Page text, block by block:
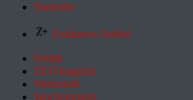
Startseite
Exklusive Artikel
Politik
ZEITmagazin
Wirtschaft
Wochenmarkt